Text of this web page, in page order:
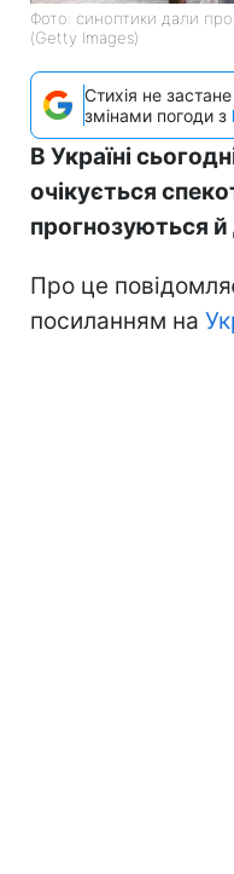
Фото: синоптики дали
(Getty Images)
Стихія не
змінами погоди з
В Україні
очікується
прогнозуються
Про це
посиланням на